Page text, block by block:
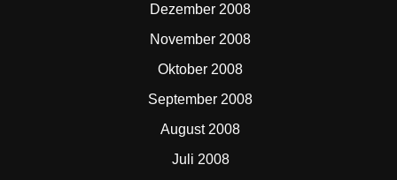
Dezember 2008
November 2008
Oktober 2008
September 2008
August 2008
Juli 2008